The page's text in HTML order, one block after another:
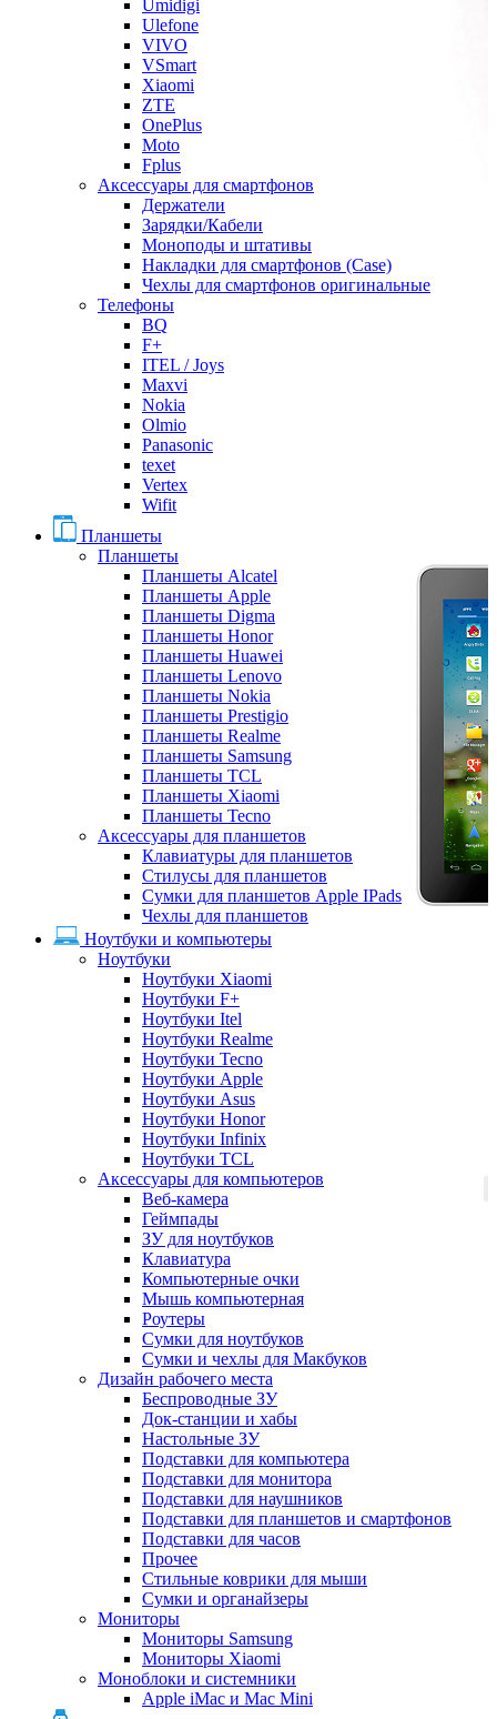
Umidigi
Ulefone
VIVO
VSmart
Xiaomi
ZTE
OnePlus
Moto
Fplus
Аксессуары для смартфонов
Держатели
Зарядки/Кабели
Моноподы и штативы
Накладки для смартфонов (Case)
Чехлы для смартфонов оригинальные
Телефоны
BQ
F+
ITEL / Joys
Maxvi
Nokia
Olmio
Panasonic
texet
Vertex
Wifit
Планшеты
Планшеты
Планшеты Alcatel
Планшеты Apple
Планшеты Digma
Планшеты Honor
Планшеты Huawei
Планшеты Lenovo
Планшеты Nokia
Планшеты Prestigio
Планшеты Realme
Планшеты Samsung
Планшеты TCL
Планшеты Xiaomi
Планшеты Tecno
Аксессуары для планшетов
Клавиатуры для планшетов
Стилусы для планшетов
Сумки для планшетов Apple IPads
Чехлы для планшетов
Ноутбуки и компьютеры
Ноутбуки
Ноутбуки Xiaomi
Ноутбуки F+
Ноутбуки Itel
Ноутбуки Realme
Ноутбуки Tecno
Ноутбуки Apple
Ноутбуки Asus
Ноутбуки Honor
Ноутбуки Infinix
Ноутбуки TCL
Аксессуары для компьютеров
Веб-камера
Геймпады
ЗУ для ноутбуков
Клавиатура
Компьютерные очки
Мышь компьютерная
Роутеры
Сумки для ноутбуков
Сумки и чехлы для Макбуков
Дизайн рабочего места
Беспроводные ЗУ
Док-станции и хабы
Настольные ЗУ
Подставки для компьютера
Подставки для монитора
Подставки для наушников
Подставки для планшетов и смартфонов
Подставки для часов
Прочее
Стильные коврики для мыши
Сумки и органайзеры
Мониторы
Мониторы Samsung
Мониторы Xiaomi
Моноблоки и системники
Apple iMac и Mac Mini